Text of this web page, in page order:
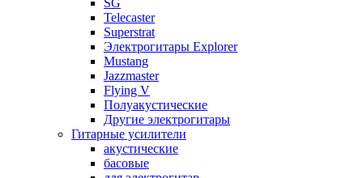
Telecaster
Superstrat
Электрогитары Explorer
Mustang
Jazzmaster
Flying V
Полуакустические
Другие электрогитары
Гитарные усилители
акустические
басовые